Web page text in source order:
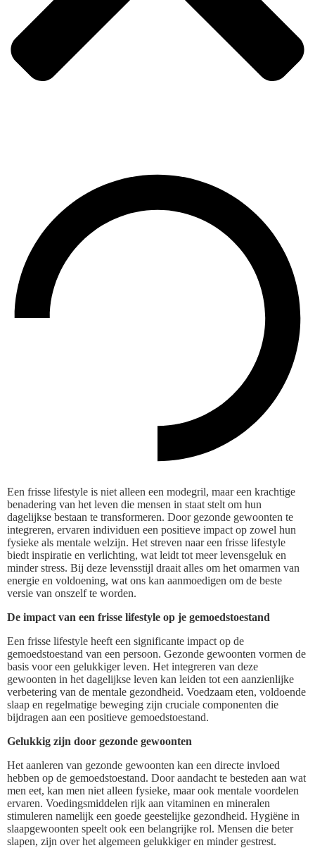
Een frisse lifestyle is niet alleen een modegril, maar een krachtige
benadering van het leven die mensen in staat stelt om hun
dagelijkse bestaan te transformeren. Door gezonde gewoonten te
integreren, ervaren individuen een positieve impact op zowel hun
fysieke als mentale welzijn. Het streven naar een frisse lifestyle
biedt inspiratie en verlichting, wat leidt tot meer levensgeluk en
minder stress. Bij deze levensstijl draait alles om het omarmen van
energie en voldoening, wat ons kan aanmoedigen om de beste
versie van onszelf te worden.
De impact van een frisse lifestyle op je gemoedstoestand
Een frisse lifestyle heeft een significante impact op de
gemoedstoestand van een persoon. Gezonde gewoonten vormen de
basis voor een gelukkiger leven. Het integreren van deze
gewoonten in het dagelijkse leven kan leiden tot een aanzienlijke
verbetering van de mentale gezondheid. Voedzaam eten, voldoende
slaap en regelmatige beweging zijn cruciale componenten die
bijdragen aan een positieve gemoedstoestand.
Gelukkig zijn door gezonde gewoonten
Het aanleren van gezonde gewoonten kan een directe invloed
hebben op de gemoedstoestand. Door aandacht te besteden aan wat
men eet, kan men niet alleen fysieke, maar ook mentale voordelen
ervaren. Voedingsmiddelen rijk aan vitaminen en mineralen
stimuleren namelijk een goede geestelijke gezondheid. Hygiëne in
slaapgewoonten speelt ook een belangrijke rol. Mensen die beter
slapen, zijn over het algemeen gelukkiger en minder gestrest.